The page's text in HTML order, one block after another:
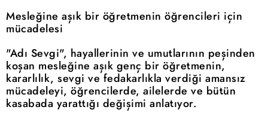
Mesleğine aşık bir öğretmenin öğrencileri için
mücadelesi
"Adı Sevgi", hayallerinin ve umutlarının peşinden
koşan mesleğine aşık genç bir öğretmenin,
kararlılık, sevgi ve fedakarlıkla verdiği amansız
mücadeleyi, öğrencilerde, ailelerde ve bütün
kasabada yarattığı değişimi anlatıyor.